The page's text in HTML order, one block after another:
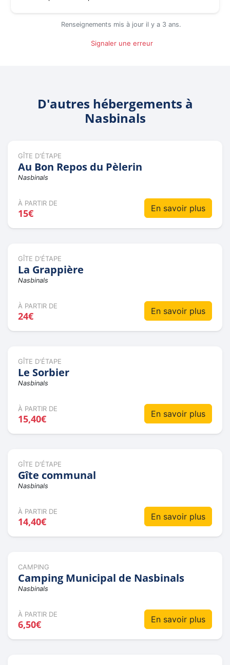
Renseignements mis à jour il y a 3 ans.
Signaler une erreur
D'autres hébergements à
Nasbinals
GÎTE D'ÉTAPE
Au Bon Repos du Pèlerin
Nasbinals
À PARTIR DE
15€ En savoir plus
GÎTE D'ÉTAPE
La Grappière
Nasbinals
À PARTIR DE
24€ En savoir plus
GÎTE D'ÉTAPE
Le Sorbier
Nasbinals
À PARTIR DE
15,40€ En savoir plus
GÎTE D'ÉTAPE
Gîte communal
Nasbinals
À PARTIR DE
14,40€ En savoir plus
CAMPING
Camping Municipal de Nasbinals
Nasbinals
À PARTIR DE
6,50€ En savoir plus